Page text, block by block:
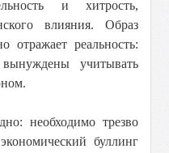
и хитрость,
влияния. Образ
отражает реальность:
учитывать
необходимо трезво
буллинг